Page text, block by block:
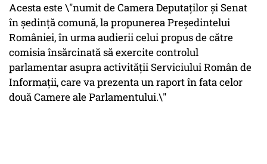
Acesta este \"numit de Camera Deputaților și Senat
în ședință comună, la propunerea Președintelui
României, în urma audierii celui propus de către
comisia însărcinată să exercite controlul
parlamentar asupra activității Serviciului Român de
Informații, care va prezenta un raport în fata celor
două Camere ale Parlamentului.\"